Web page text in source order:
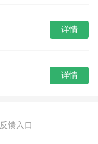
详情
详情
反馈入口